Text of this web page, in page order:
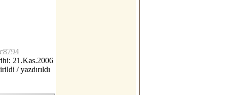
21.Kas.2006
/ yazdırıldı